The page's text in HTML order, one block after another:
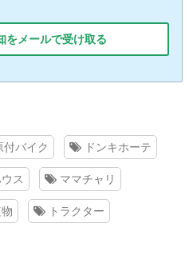
をメールで受け取る
付バイク ドンキホーテ
ス ママチャリ
トラクター